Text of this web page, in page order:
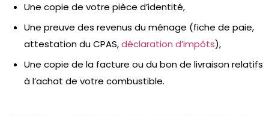
Une copie de votre pièce d’identité,
Une preuve des revenus du ménage (fiche de paie,
attestation du CPAS,déclaration d’impôts),
Une copie de la facture ou du bon de livraison relatifs
à l’achat de votre combustible.